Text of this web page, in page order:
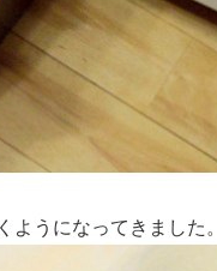
うになってきました。